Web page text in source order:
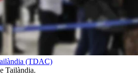
(TDAC)
Tailàndia.